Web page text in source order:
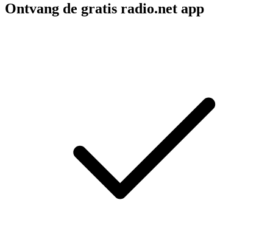
Ontvang de gratis radio.net app